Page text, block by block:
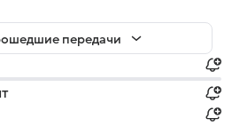
передачи